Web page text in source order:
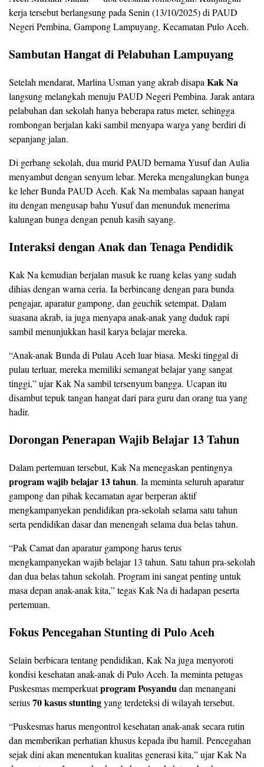
kerja tersebut berlangsung pada Senin (13/10/2025) di PAUD
Negeri Pembina, Gampong Lampuyang, Kecamatan Pulo Aceh.
Sambutan Hangat di Pelabuhan Lampuyang
Setelah mendarat, Marlina Usman yang akrab disapaKak Na
langsung melangkah menuju PAUD Negeri Pembina. Jarak antara
pelabuhan dan sekolah hanya beberapa ratus meter, sehingga
rombongan berjalan kaki sambil menyapa warga yang berdiri di
sepanjang jalan.
Di gerbang sekolah, dua murid PAUD bernama Yusuf dan Aulia
menyambut dengan senyum lebar. Mereka mengalungkan bunga
ke leher Bunda PAUD Aceh. Kak Na membalas sapaan hangat
itu dengan mengusap bahu Yusuf dan menunduk menerima
kalungan bunga dengan penuh kasih sayang.
Interaksi dengan Anak dan Tenaga Pendidik
Kak Na kemudian berjalan masuk ke ruang kelas yang sudah
dihias dengan warna ceria. Ia berbincang dengan para bunda
pengajar, aparatur gampong, dan geuchik setempat. Dalam
suasana akrab, ia juga menyapa anak-anak yang duduk rapi
sambil menunjukkan hasil karya belajar mereka.
“Anak-anak Bunda di Pulau Aceh luar biasa. Meski tinggal di
pulau terluar, mereka memiliki semangat belajar yang sangat
tinggi,” ujar Kak Na sambil tersenyum bangga. Ucapan itu
disambut tepuk tangan hangat dari para guru dan orang tua yang
hadir.
Dorongan Penerapan Wajib Belajar 13 Tahun
Dalam pertemuan tersebut, Kak Na menegaskan pentingnya
program wajib belajar 13 tahun. Ia meminta seluruh aparatur
gampong dan pihak kecamatan agar berperan aktif
mengkampanyekan pendidikan pra-sekolah selama satu tahun
serta pendidikan dasar dan menengah selama dua belas tahun.
“Pak Camat dan aparatur gampong harus terus
mengkampanyekan wajib belajar 13 tahun. Satu tahun pra-sekolah
dan dua belas tahun sekolah. Program ini sangat penting untuk
masa depan anak-anak kita,” tegas Kak Na di hadapan peserta
pertemuan.
Fokus Pencegahan Stunting di Pulo Aceh
Selain berbicara tentang pendidikan, Kak Na juga menyoroti
kondisi kesehatan anak-anak di Pulo Aceh. Ia meminta petugas
Puskesmas memperkuatprogram Posyandudan menangani
serius70 kasus stuntingyang terdeteksi di wilayah tersebut.
“Puskesmas harus mengontrol kesehatan anak-anak secara rutin
dan memberikan perhatian khusus kepada ibu hamil. Pencegahan
sejak dini akan menentukan kualitas generasi kita,” ujar Kak Na